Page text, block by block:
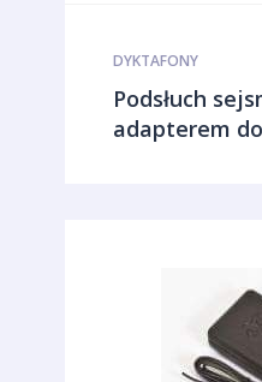
DYKTAFONY
Podsłuch
adapterem